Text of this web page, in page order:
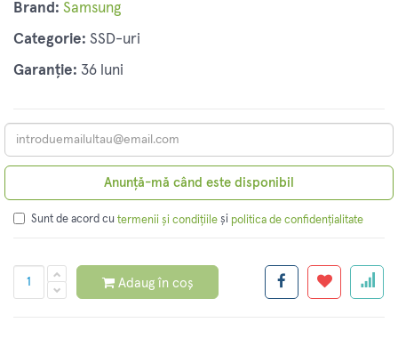
Brand: Samsung
Categorie: SSD-uri
Garanție: 36 luni
Anunță-mă când este disponibil
Sunt de acord cu termenii și condițiile și politica de confidențialitate
Adaug în coș